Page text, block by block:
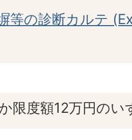
等の診断カルテ
限度額12万円のい